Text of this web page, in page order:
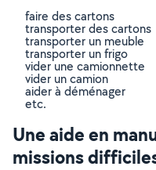
faire des cartons
transporter des cartons
transporter un meuble
transporter un frigo
vider une camionnette
vider un camion
aider à déménager
etc.
Une aide en
missions